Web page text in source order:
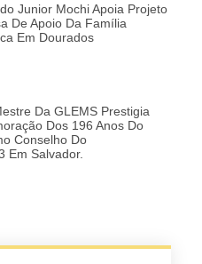
Junior Mochi Apoia Projeto
De Apoio Da Família
Em Dourados
Da GLEMS Prestigia
Dos 196 Anos Do
Conselho Do
Em Salvador.